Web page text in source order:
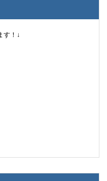
す！↓